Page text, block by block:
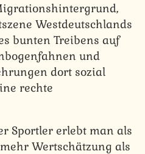
Westdeutschlands
bunten Treibens auf
und
dort sozial
rechte
Sportler erlebt man als
Wertschätzung als